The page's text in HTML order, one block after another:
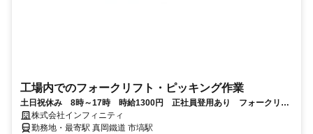
工場内でのフォークリフト・ピッキング作業
土日祝休み 8時～17時 時給1300円 正社員登用あり フォークリフ
ト免許必須
株式会社インフィニティ
勤務地・最寄駅 真岡鐵道 市塙駅